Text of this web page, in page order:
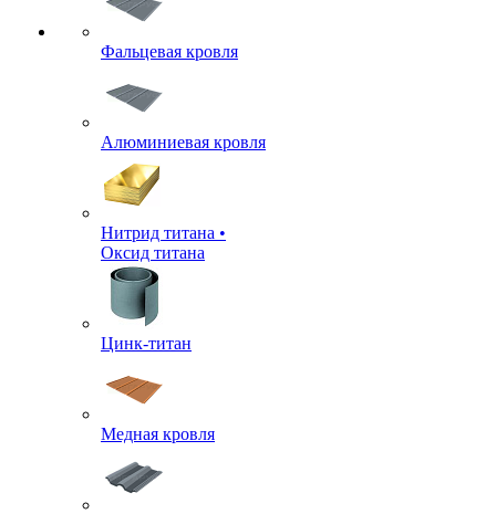
Фальцевая кровля
Алюминиевая кровля
Нитрид титана •
Оксид титана
Цинк-титан
Медная кровля